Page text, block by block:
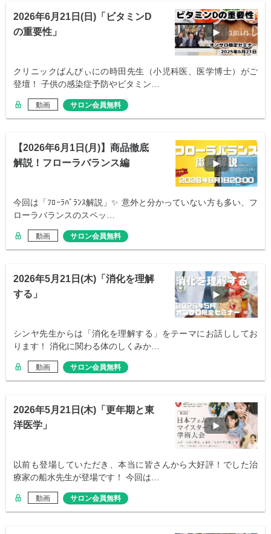
2026年6月21日(日)「ビタミンD
の重要性」
クリニックばんびぃにの時田先生（小児科医、医学博士）がご
登壇！ 子供の感染症予防やビタミン…
動画 サロン会員無料
【2026年6月1日(月)】商品徹底
解説！フローラバランス編
今回は「ﾌﾛｰﾗﾊﾞﾗﾝｽ解説」✨ 意外と分かっていない方も多い、フ
ローラバランスのスペッ…
動画 サロン会員無料
2026年5月21日(木)「消化を理解
する」
シンヤ先生からは「消化を理解する」をテーマにお話ししてお
ります！ 消化に関わる体のしくみか…
動画 サロン会員無料
2026年5月21日(木)「更年期と東
洋医学」
以前も登場していただき、本当に皆さんから大好評！でした治
療家の船水先生が登場です！ 今回は…
動画 サロン会員無料